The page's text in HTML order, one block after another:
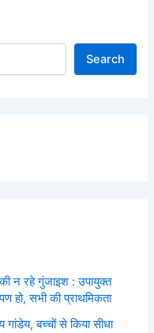
Search
न रहे गुंजाइश : उपायुक्त
हो, सभी की प्राथमिकता
गांडेय, बच्चों से किया सीधा